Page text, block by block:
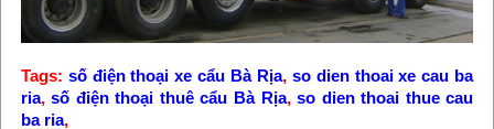
Tags: số điện thoại xe cẩu Bà Rịa, so dien thoai xe cau ba
ria,số điện thoại thuê cẩu Bà Rịa,so dien thoai thue cau
ba ria,